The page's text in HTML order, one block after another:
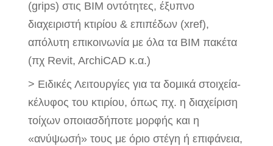
(grips) στις BIM οντότητες, έξυπνο
διαχειριστή κτιρίου & επιπέδων (xref),
απόλυτη επικοινωνία με όλα τα BIM πακέτα
(πχ Revit, ArchiCAD κ.α.)
> Ειδικές Λειτουργίες για τα δομικά στοιχεία-
κέλυφος του κτιρίου, όπως πχ. η διαχείριση
τοίχων οποιασδήποτε μορφής και η
«ανύψωσή» τους με όριο στέγη ή επιφάνεια,